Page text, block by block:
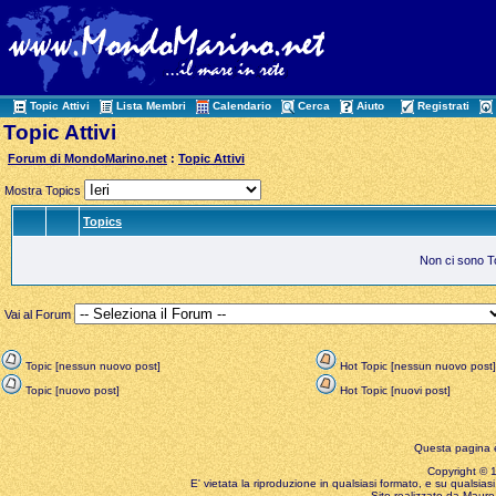
Topic Attivi Lista Membri Calendario Cerca Aiuto Registrati
Topic Attivi
Forum di MondoMarino.net :Topic Attivi
Mostra Topics
Topics
Non ci sono
Vai al Forum
Topic [nessun nuovo post]
Hot Topic [nessun nuovo post]
Topic [nuovo post]
Hot Topic [nuovi post]
Questa pagina
Copyright ©
E' vietata la riproduzione in qualsiasi formato, e su